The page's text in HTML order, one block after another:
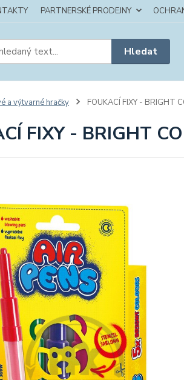
PARTNERSKÉ PRODEJNY
Hledat
a výtvarné hračky FOUKACÍ FIXY - BRIGHT
FIXY - BRIGHT